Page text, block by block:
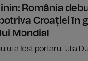
România
Croației în
Mondial
a fost portarul Iulia